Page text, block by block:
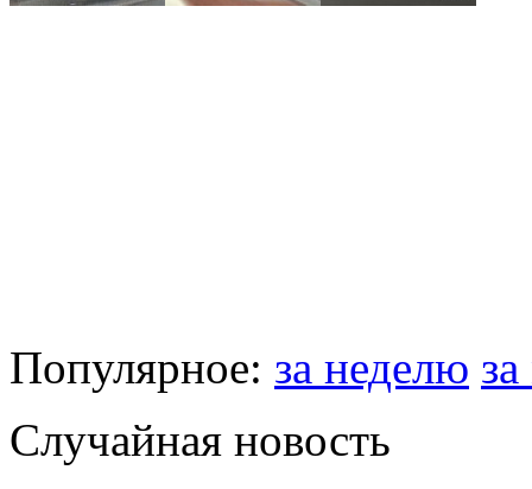
Популярное: за неделю
Случайная новость